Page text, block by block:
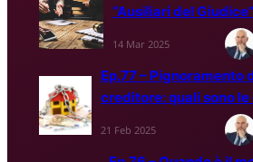
“Ausiliari del Giudice”
14 Mar 2025
Ep.77 – Pignoramento
creditore: quali sono
21 Feb 2025